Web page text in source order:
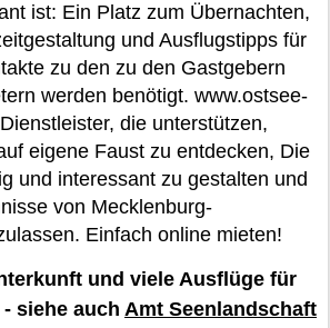
ist: Ein Platz zum Übernachten,
und Ausflugstipps für
zu den zu den Gastgebern
werden benötigt. www.ostsee-
die unterstützen,
eigene Faust zu entdecken, Die
und interessant zu gestalten und
von Mecklenburg-
Einfach online mieten!
und viele Ausflüge für
siehe auch Amt Seenlandschaft